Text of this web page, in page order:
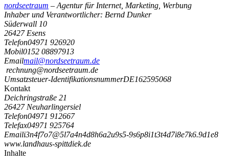
nordseetraum – Agentur für Internet, Marketing, Werbung
Inhaber und Verantwortlicher: Bernd Dunker
Süderwall 10
26427 Esens
Telefon04971 926920
Mobil0152 08897913
Emailmail@nordseetraum.de
rechnung@nordseetraum.de
Umsatzsteuer-IdentifikationsnummerDE162595068
Kontakt
Deichringstraße 21
26427 Neuharlingersiel
Telefon04971 912667
Telefax04971 925764
Emaili3n4f7o7@5l7a4n4d8h6a2u9s5-9s6p8i1t3t4d7i8e7k6.9d1e8
www.landhaus-spittdiek.de
Inhalte